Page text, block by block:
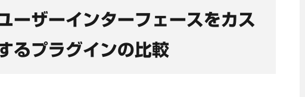
ーザーインターフェースをカス
るプラグインの比較